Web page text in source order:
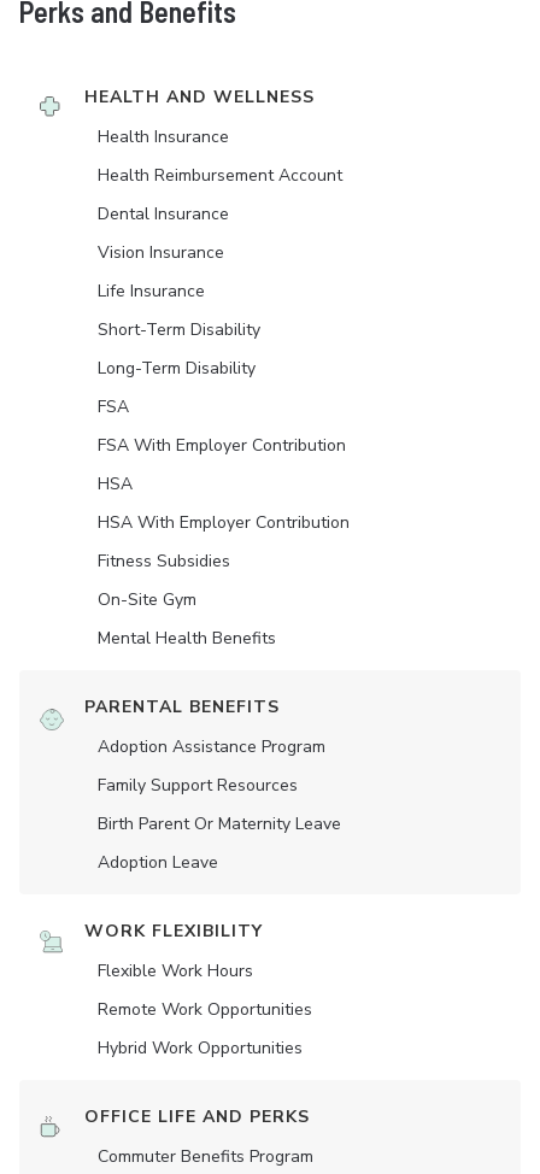
Perks and Benefits
HEALTH AND WELLNESS
Health Insurance
Health Reimbursement Account
Dental Insurance
Vision Insurance
Life Insurance
Short-Term Disability
Long-Term Disability
FSA
FSA With Employer Contribution
HSA
HSA With Employer Contribution
Fitness Subsidies
On-Site Gym
Mental Health Benefits
PARENTAL BENEFITS
Adoption Assistance Program
Family Support Resources
Birth Parent Or Maternity Leave
Adoption Leave
WORK FLEXIBILITY
Flexible Work Hours
Remote Work Opportunities
Hybrid Work Opportunities
OFFICE LIFE AND PERKS
Commuter Benefits Program